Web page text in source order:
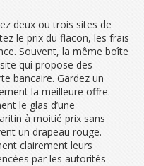
deux ou trois sites de
le prix du flacon, les frais
Souvent, la même boîte
qui propose des
bancaire. Gardez un
la meilleure offre.
le glas d’une
à moitié prix sans
un drapeau rouge.
clairement leurs
par les autorités